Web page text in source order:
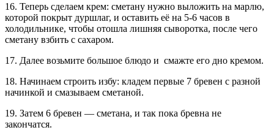
16. Теперь сделаем крем: сметану нужно выложить на марлю,
которой покрыт дуршлаг, и оставить её на 5-6 часов в
холодильнике, чтобы отошла лишняя сыворотка, после чего
сметану взбить с сахаром.
17. Далее возьмите большое блюдо и смажте его дно кремом.
18. Начинаем строить избу: кладем первые 7 бревен с разной
начинкой и смазываем сметаной.
19. Затем 6 бревен — сметана, и так пока бревна не
закончатся.